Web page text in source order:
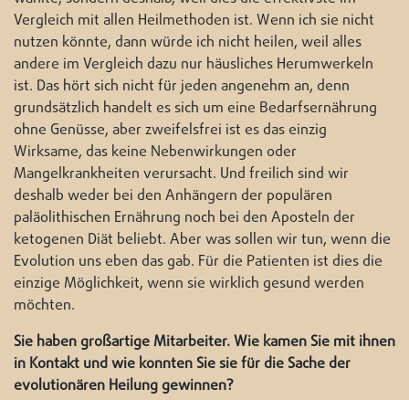
Vergleich mit allen Heilmethoden ist. Wenn ich sie nicht
nutzen könnte, dann würde ich nicht heilen, weil alles
andere im Vergleich dazu nur häusliches Herumwerkeln
ist. Das hört sich nicht für jeden angenehm an, denn
grundsätzlich handelt es sich um eine Bedarfsernährung
ohne Genüsse, aber zweifelsfrei ist es das einzig
Wirksame, das keine Nebenwirkungen oder
Mangelkrankheiten verursacht. Und freilich sind wir
deshalb weder bei den Anhängern der populären
paläolithischen Ernährung noch bei den Aposteln der
ketogenen Diät beliebt. Aber was sollen wir tun, wenn die
Evolution uns eben das gab. Für die Patienten ist dies die
einzige Möglichkeit, wenn sie wirklich gesund werden
möchten.
Sie haben großartige Mitarbeiter. Wie kamen Sie mit ihnen
in Kontakt und wie konnten Sie sie für die Sache der
evolutionären Heilung gewinnen?